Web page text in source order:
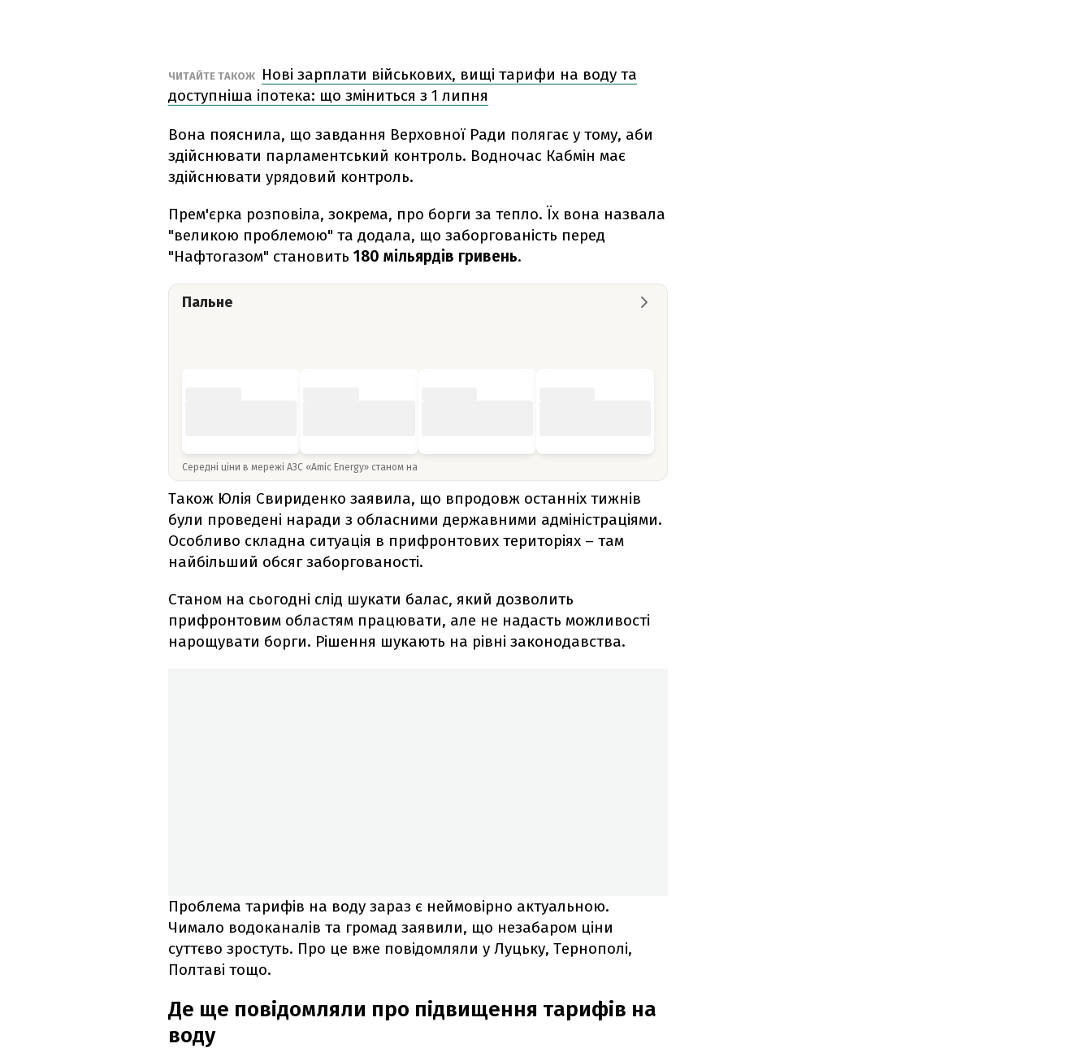
ЧИТАЙТЕ ТАКОЖ
Нові зарплати військових, вищі тарифи на воду та
доступніша іпотека: що зміниться з 1 липня
Вона пояснила, що завдання Верховної Ради полягає у тому, аби
здійснювати парламентський контроль. Водночас Кабмін має
здійснювати урядовий контроль.
Прем'єрка розповіла, зокрема, про борги за тепло. Їх вона назвала
"великою проблемою" та додала, що заборгованість перед
"Нафтогазом" становить 180 мільярдів гривень.
Пальне
Середні ціни в мережі АЗС «Amic Energy» станом на
Також Юлія Свириденко заявила, що впродовж останніх тижнів
були проведені наради з обласними державними адміністраціями.
Особливо складна ситуація в прифронтових територіях – там
найбільший обсяг заборгованості.
Станом на сьогодні слід шукати балас, який дозволить
прифронтовим областям працювати, але не надасть можливості
нарощувати борги. Рішення шукають на рівні законодавства.
Проблема тарифів на воду зараз є неймовірно актуальною.
Чимало водоканалів та громад заявили, що незабаром ціни
суттєво зростуть. Про це вже повідомляли у Луцьку, Тернополі,
Полтаві тощо.
Де ще повідомляли про підвищення тарифів на
воду